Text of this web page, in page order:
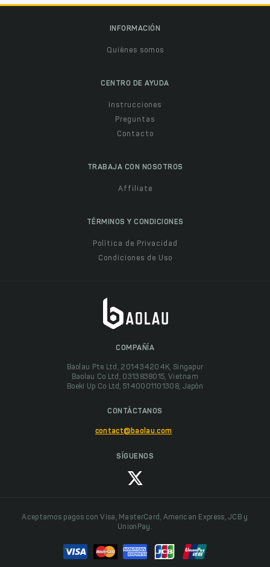
INFORMACIÓN
Quiénes somos
CENTRO DE AYUDA
Instrucciones
Preguntas
Contacto
TRABAJA CON NOSOTROS
Affiliate
TÉRMINOS Y CONDICIONES
Política de Privacidad
Condiciones de Uso
COMPAÑÍA
Baolau Pte Ltd, 201434204K, Singapur
Baolau Co Ltd, 0313838015, Vietnam
Boeki Up Co Ltd, 5140001101308, Japón
CONTÁCTANOS
contact@baolau.com
SÍGUENOS
Aceptamos pagos con Visa, MasterCard, American Express, JCB y
UnionPay.